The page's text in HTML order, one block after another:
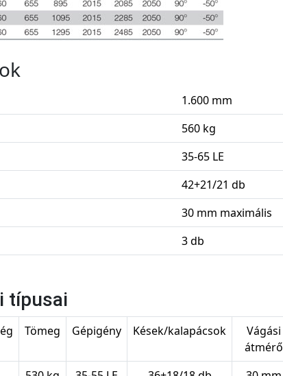
1.600 mm
560 kg
35-65 LE
42+21/21 db
30 mm maximális
3 db
típusai
Tömeg Gépigény Kések/kalapácsok
Vágási
átmérő